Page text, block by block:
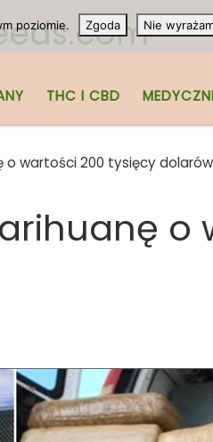
THC I CBD
o wartości 200 tysięcy dolarów
o
poziomie. Zgoda Nie